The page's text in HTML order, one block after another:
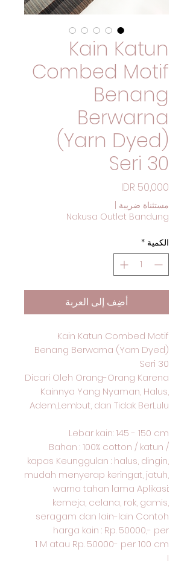
Kain Katun
Combed Motif
Benang
Berwarna
(Yarn Dyed)
Seri 30
مستثناة ضريبة
Nakusa Outlet Bandung
الكمية *
أضِف إلى العربة
Kain Katun Combed Motif
Benang Berwarna (Yarn Dyed)
Seri 30
Dicari Oleh Orang-Orang Karena
Kainnya Yang Nyaman, Halus,
Adem,Lembut, dan Tidak BerLulu
Lebar kain: 145 - 150 cm
Bahan : 100% cotton / katun /
kapas Keunggulan : halus, dingin,
mudah menyerap keringat, jatuh,
warna tahan lama Aplikasi:
kemeja, celana, rok, gamis,
seragam dan lain-lain Contoh
harga kain : Rp. 50000,- per
1 M atau Rp. 50000- per 100 cm
I